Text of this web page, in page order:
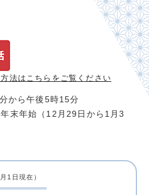
法は こちらをご覧ください
から午後5時15分
末年始（12月29日から1月3
1日現在）